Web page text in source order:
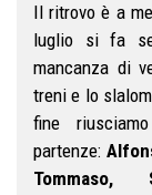
Il ritrovo è a
luglio si fa
mancanza di
treni e lo
fine
partenze: